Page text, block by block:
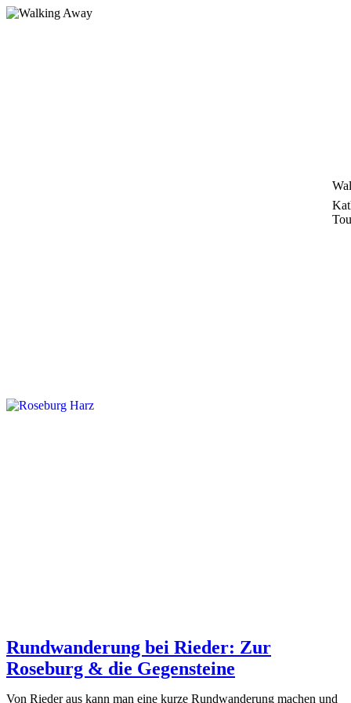
Zum
Rundwanderung bei Rieder: Zur
Roseburg & die Gegensteine
Von Rieder aus kann man eine kurze Rundwanderung machen und